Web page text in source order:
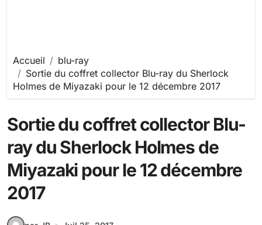
Accueil
blu-ray
Sortie du coffret collector Blu-ray du Sherlock
Holmes de Miyazaki pour le 12 décembre 2017
Sortie du coffret collector Blu-
ray du Sherlock Holmes de
Miyazaki pour le 12 décembre
2017